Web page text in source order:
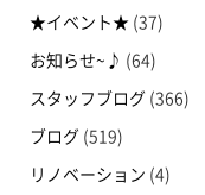
★イベント★ (37)
お知らせ~♪ (64)
スタッフブログ (366)
ブログ (519)
リノベーション (4)